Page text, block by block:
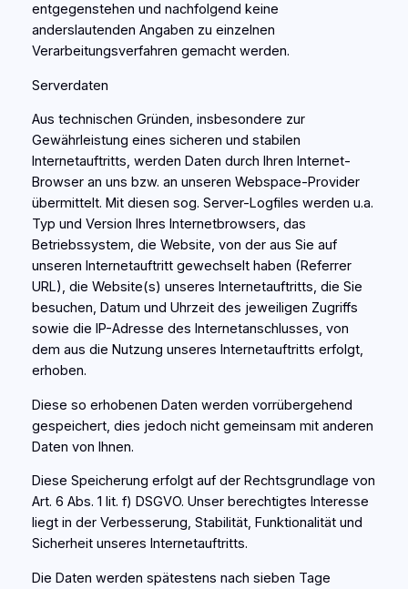
entgegenstehen und nachfolgend keine
anderslautenden Angaben zu einzelnen
Verarbeitungsverfahren gemacht werden.
Serverdaten
Aus technischen Gründen, insbesondere zur
Gewährleistung eines sicheren und stabilen
Internetauftritts, werden Daten durch Ihren Internet-
Browser an uns bzw. an unseren Webspace-Provider
übermittelt. Mit diesen sog. Server-Logfiles werden u.a.
Typ und Version Ihres Internetbrowsers, das
Betriebssystem, die Website, von der aus Sie auf
unseren Internetauftritt gewechselt haben (Referrer
URL), die Website(s) unseres Internetauftritts, die Sie
besuchen, Datum und Uhrzeit des jeweiligen Zugriffs
sowie die IP-Adresse des Internetanschlusses, von
dem aus die Nutzung unseres Internetauftritts erfolgt,
erhoben.
Diese so erhobenen Daten werden vorrübergehend
gespeichert, dies jedoch nicht gemeinsam mit anderen
Daten von Ihnen.
Diese Speicherung erfolgt auf der Rechtsgrundlage von
Art. 6 Abs. 1 lit. f) DSGVO. Unser berechtigtes Interesse
liegt in der Verbesserung, Stabilität, Funktionalität und
Sicherheit unseres Internetauftritts.
Die Daten werden spätestens nach sieben Tage